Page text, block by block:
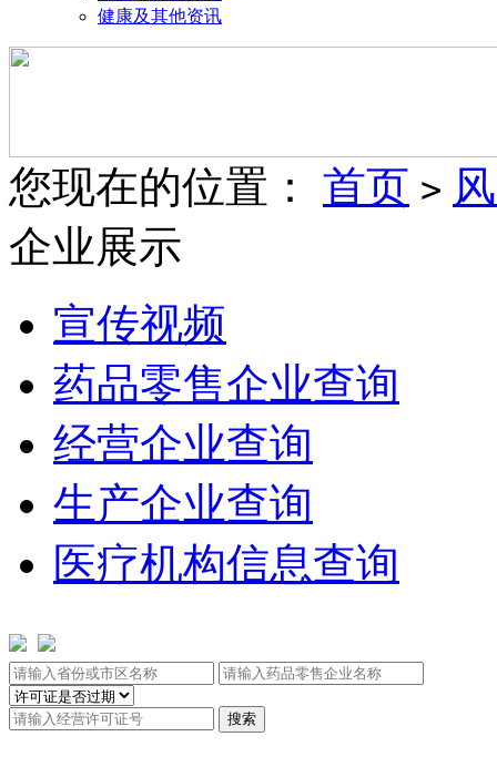
健康及其他资讯
您现在的位置： 首页 >
企业展示
宣传视频
药品零售企业查询
经营企业查询
生产企业查询
医疗机构信息查询